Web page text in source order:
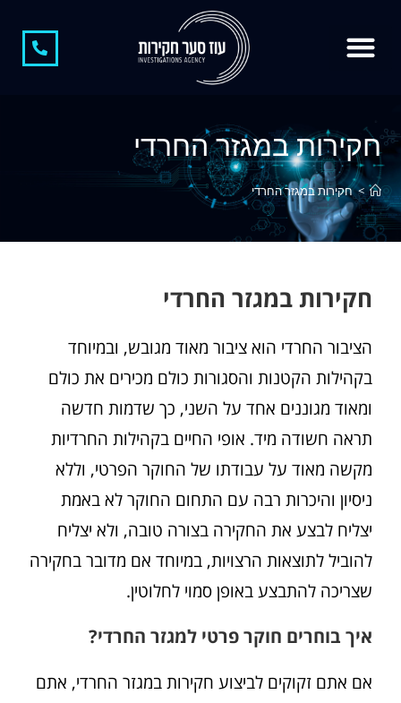
חקירות במגזר החרדי
> חקירות במגזר החרדי
חקירות במגזר החרדי
הציבור החרדי הוא ציבור מאוד מגובש, ובמיוחד
בקהילות הקטנות והסגורות כולם מכירים את כולם
ומאוד מגוננים אחד על השני, כך שדמות חדשה
תראה חשודה מיד. אופי החיים בקהילות החרדיות
מקשה מאוד על עבודתו של החוקר הפרטי, וללא
ניסיון והיכרות רבה עם התחום החוקר לא באמת
יצליח לבצע את החקירה בצורה טובה, ולא יצליח
להוביל לתוצאות הרצויות, במיוחד אם מדובר בחקירה
שצריכה להתבצע באופן סמוי לחלוטין.
איך בוחרים חוקר פרטי למגזר החרדי?
אם אתם זקוקים לביצוע חקירות במגזר החרדי, אתם